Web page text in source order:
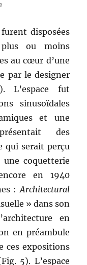
disposées
ou moins
au cœur d’une
par le designer
L’espace fut
sinusoïdales
et une
des
qui serait perçu
une coquetterie
en 1940
:Architectural
» dans son
en
en préambule
ces expositions
5). L’espace